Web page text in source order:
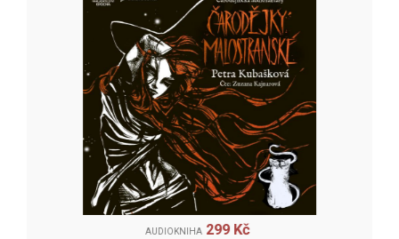
AUDIOKNIHA 299 Kč